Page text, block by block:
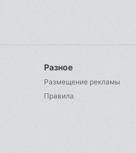
Разное
Размещение рекламы
Правила